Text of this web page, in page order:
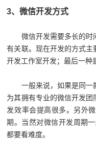
3、微信开发方式
微信开发需要多长的时
有关联。现在开发的方式
开发工作室开发；最后一种
一般来说，如果是同一
为其拥有专业的微信开发
发效率会提高很多。另外
期。当然对微信开发周期
都要看难度。